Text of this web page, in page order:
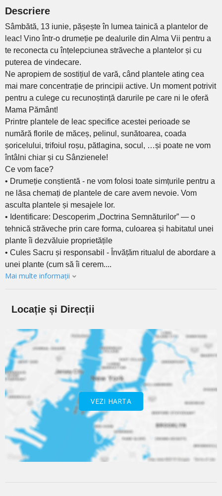
Descriere
Sâmbătă, 13 iunie, pășește în lumea tainică a plantelor de
leac! Vino într-o drumeție pe dealurile din Alma Vii pentru a
te reconecta cu înțelepciunea străveche a plantelor și cu
puterea de vindecare.
Ne apropiem de sostițiul de vară, când plantele ating cea
mai mare concentrație de principii active. Un moment potrivit
pentru a culege cu recunoștință darurile pe care ni le oferă
Mama Pământ!
Printre plantele de leac specifice acestei perioade se
numără florile de măceș, pelinul, sunătoarea, coada
șoricelului, trifoiul roșu, pătlagina, socul, …și poate ne vom
întâlni chiar și cu Sânzienele!
Ce vom face?
• Drumeție conștientă - ne vom folosi toate simțurile pentru a
ne lăsa chemați de plantele de care avem nevoie. Vom
asculta plantele și mesajele lor.
• Identificare: Descoperim „Doctrina Semnăturilor” — o
tehnică străveche prin care forma, culoarea și habitatul unei
plante îi dezvăluie proprietățile
• Cules Sacru și responsabil - Învățăm ritualul de abordare a
unei plante (cum să îi cerem....
Mai multe informații
Locație și Direcții
VEZI HARTA